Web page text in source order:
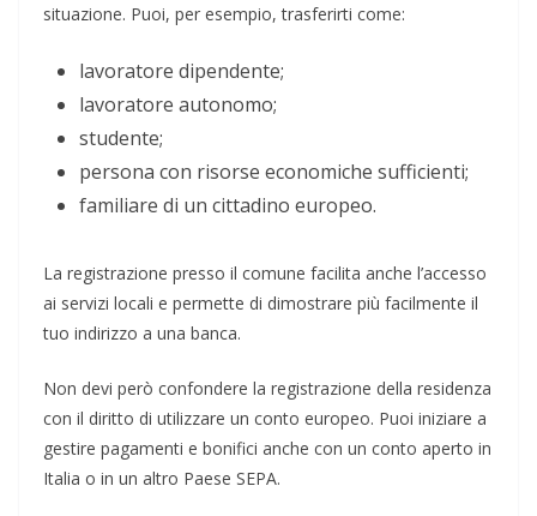
situazione. Puoi, per esempio, trasferirti come:
lavoratore dipendente;
lavoratore autonomo;
studente;
persona con risorse economiche sufficienti;
familiare di un cittadino europeo.
La registrazione presso il comune facilita anche l’accesso
ai servizi locali e permette di dimostrare più facilmente il
tuo indirizzo a una banca.
Non devi però confondere la registrazione della residenza
con il diritto di utilizzare un conto europeo. Puoi iniziare a
gestire pagamenti e bonifici anche con un conto aperto in
Italia o in un altro Paese SEPA.